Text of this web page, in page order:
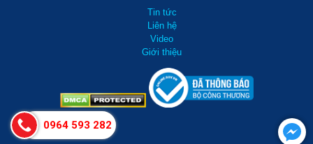
Tin tức
Liên hệ
Video
Giới thiệu
0964 593 282